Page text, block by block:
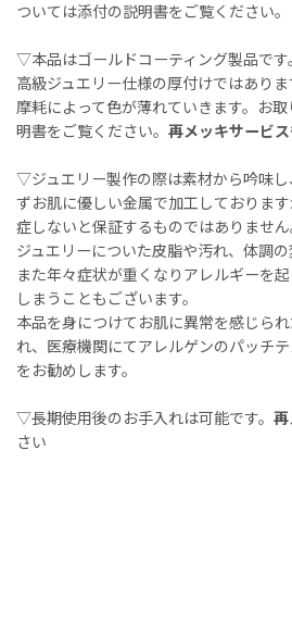
ついては添付の説明書をご覧ください。
▽本品はゴールドコーティング製品です
高級ジュエリー仕様の厚付けではあり
摩耗によって色が薄れていきます。お
明書をご覧ください。 再メッキサービス
▽ジュエリー製作の際は素材から吟味
ずお肌に優しい金属で加工しておりま
症しないと保証するものではありません
ジュエリーについた皮脂や汚れ、体調の
また年々症状が重くなりアレルギーを
しまうこともございます。
本品を身につけてお肌に異常を感じら
れ、医療機関にてアレルゲンのパッチ
をお勧めします。
▽長期使用後のお手入れは可能です。 再
さい